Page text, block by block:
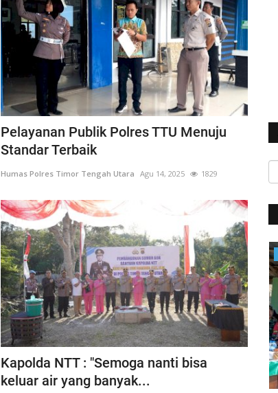
Pelayanan Publik Polres TTU Menuju
Standar Terbaik
Humas Polres Timor Tengah Utara Agu 14, 2025 1829
Kapolda NTT : "Semoga nanti bisa
keluar air yang banyak...
Satwil